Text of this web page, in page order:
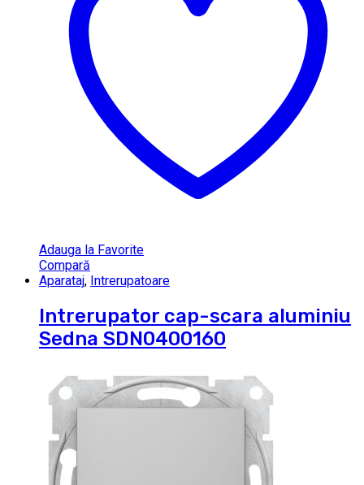
Adauga la Favorite
Compară
Aparataj, Intrerupatoare
Intrerupator cap-scara aluminiu
Sedna SDN0400160